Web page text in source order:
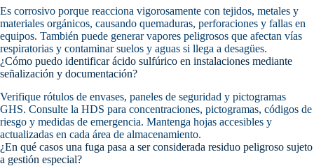
Es corrosivo porque reacciona vigorosamente con tejidos, metales y
materiales orgánicos, causando quemaduras, perforaciones y fallas en
equipos. También puede generar vapores peligrosos que afectan vías
respiratorias y contaminar suelos y aguas si llega a desagües.
¿Cómo puedo identificar ácido sulfúrico en instalaciones mediante
señalización y documentación?
Verifique rótulos de envases, paneles de seguridad y pictogramas
GHS. Consulte la HDS para concentraciones, pictogramas, códigos de
riesgo y medidas de emergencia. Mantenga hojas accesibles y
actualizadas en cada área de almacenamiento.
¿En qué casos una fuga pasa a ser considerada residuo peligroso sujeto
a gestión especial?